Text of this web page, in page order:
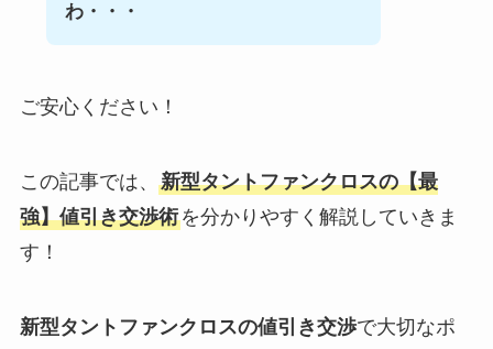
わ・・・
ご安心ください！
この記事では、 新型タントファンクロスの【最
強】値引き交渉術を分かりやすく解説していきま
す！
新型タントファンクロスの値引き交渉で大切なポ